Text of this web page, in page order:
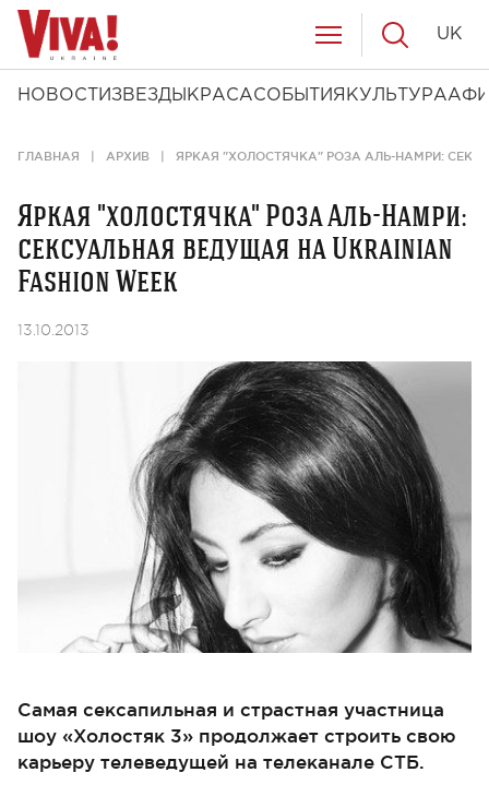
НОВОСТИ ЗВЕЗДЫ КРАСАСОБЫТИЯ КУЛЬТУРА
UK
ГЛАВНАЯ АРХИВ ЯРКАЯ "ХОЛОСТЯЧКА" РОЗА АЛЬ-НАМРИ:
Яркая "холостячка" Роза Аль-Намри:
сексуальная ведущая на Ukrainian
Fashion Week
13.10.2013
Самая сексапильная и страстная участница
шоу «Холостяк 3» продолжает строить свою
карьеру телеведущей на телеканале СТБ.